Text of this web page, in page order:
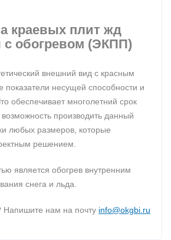
краевых плит жд
обогревом (ЭКПП)
внешний вид с красным
показатели несущей способности и
обеспечивает многолетний срок
производить данный
любых размеров, которые
решением.
является обогрев внутренним
снега и льда.
Напишите нам на почту info@okgbi.ru